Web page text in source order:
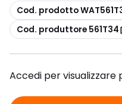
copia
Cod. prodotto
copia
Cod. produttore 561T34
Accedi per visualizzare